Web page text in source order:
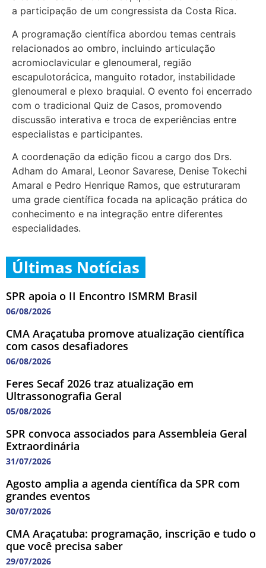
a participação de um congressista da Costa Rica.
A programação científica abordou temas centrais
relacionados ao ombro, incluindo articulação
acromioclavicular e glenoumeral, região
escapulotorácica, manguito rotador, instabilidade
glenoumeral e plexo braquial. O evento foi encerrado
com o tradicional Quiz de Casos, promovendo
discussão interativa e troca de experiências entre
especialistas e participantes.
A coordenação da edição ficou a cargo dos Drs.
Adham do Amaral, Leonor Savarese, Denise Tokechi
Amaral e Pedro Henrique Ramos, que estruturaram
uma grade científica focada na aplicação prática do
conhecimento e na integração entre diferentes
especialidades.
Últimas Notícias
SPR apoia o II Encontro ISMRM Brasil
06/08/2026
CMA Araçatuba promove atualização científica
com casos desafiadores
06/08/2026
Feres Secaf 2026 traz atualização em
Ultrassonografia Geral
05/08/2026
SPR convoca associados para Assembleia Geral
Extraordinária
31/07/2026
Agosto amplia a agenda científica da SPR com
grandes eventos
30/07/2026
CMA Araçatuba: programação, inscrição e tudo o
que você precisa saber
29/07/2026